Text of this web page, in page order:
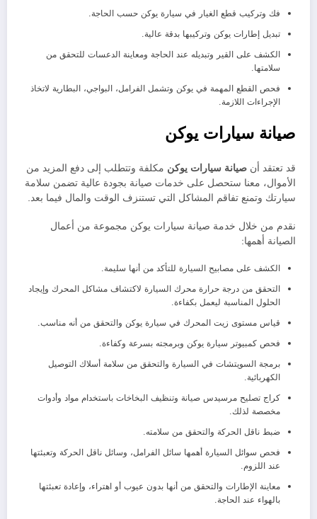
فك وتركيب قطع الغيار في سيارة يوكن حسب الحاجة.
تبديل إطارات يوكن وتركيبها بدقة عالية.
الكشف على القير وتبديله عند الحاجة ومعاينة الدعسات للتحقق من
سلامتها.
فحص القطع المهمة في يوكن وتشمل الفرامل، البواجي، البطارية لاتخاذ
الإجراءات اللازمة.
صيانة سيارات يوكن
قد تعتقد أن صيانة سيارات يوكن مكلفة وتتطلب إلى دفع المزيد من
الأموال، معنا ستحصل على خدمات صيانة بجودة عالية تضمن سلامة
سيارتك وتمنع تفاقم المشاكل التي تستنزف الوقت والمال فيما بعد.
نقدم من خلال خدمة صيانة سيارات يوكن مجموعة من أعمال
الصيانة أهمها:
الكشف على مصابيح السيارة للتأكد من أنها سليمة.
التحقق من درجة حرارة محرك السيارة لاكتشاف مشاكل المحرك وإيجاد
الحلول المناسبة ليعمل بكفاءة.
قياس مستوى زيت المحرك في سيارة يوكن والتحقق من أنه مناسب.
فحص كمبيوتر سيارة يوكن وبرمجته بسرعة وكفاءة.
برمجة السويتشات في السيارة والتحقق من سلامة أسلاك التوصيل
الكهربائية.
كراج تصليح مرسيدس صيانة وتنظيف البخاخات باستخدام مواد وأدوات
مخصصة لذلك.
ضبط ناقل الحركة والتحقق من سلامته.
فحص سوائل السيارة أهمها سائل الفرامل، وسائل ناقل الحركة وتعبئتها
عند اللزوم.
معاينة الإطارات والتحقق من أنها بدون عيوب أو اهتراء، وإعادة تعبئتها
بالهواء عند الحاجة.